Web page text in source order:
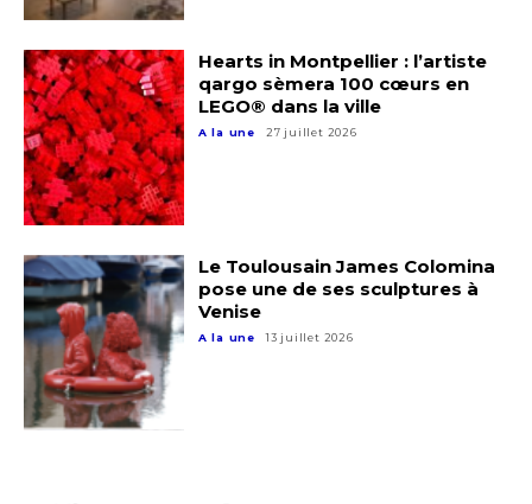
Hearts in Montpellier : l’artiste
qargo sèmera 100 cœurs en
LEGO® dans la ville
A la une 27 juillet 2026
Le Toulousain James Colomina
pose une de ses sculptures à
Venise
A la une 13 juillet 2026